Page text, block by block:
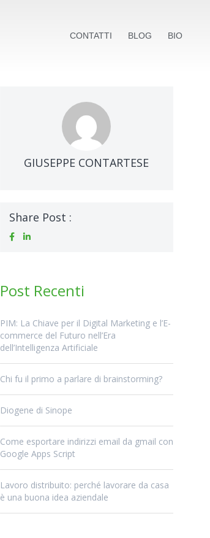
CONTATTI BLOG BIO
GIUSEPPE CONTARTESE
Share Post :
Post Recenti
PIM: La Chiave per il Digital Marketing e l’E-
commerce del Futuro nell’Era
dell’Intelligenza Artificiale
Chi fu il primo a parlare di brainstorming?
Diogene di Sinope
Come esportare indirizzi email da gmail con
Google Apps Script
Lavoro distribuito: perché lavorare da casa
è una buona idea aziendale